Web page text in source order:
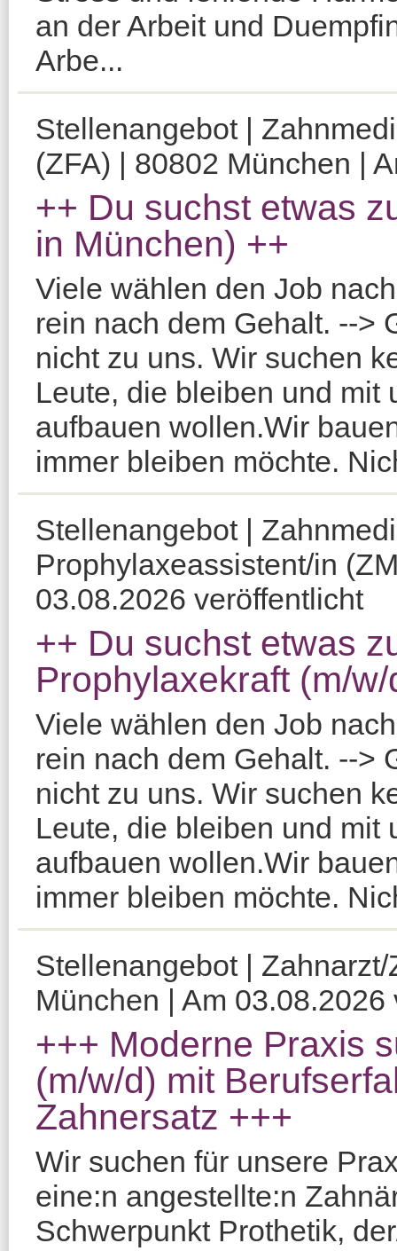
an der Arbeit und
Arbe...
Stellenangebot |
(ZFA) | 80802 München |
++ Du suchst etwas
in München) ++
Viele wählen den Job
rein nach dem Gehalt. -->
nicht zu uns. Wir suchen
Leute, die bleiben und mit
aufbauen wollen.Wir
immer bleiben möchte.
Stellenangebot |
Prophylaxeassistent/in
03.08.2026 veröffentlicht
++ Du suchst etwas
Prophylaxekraft (m/
Viele wählen den Job
rein nach dem Gehalt. -->
nicht zu uns. Wir suchen
Leute, die bleiben und mit
aufbauen wollen.Wir
immer bleiben möchte.
Stellenangebot |
München | Am 03.08.2026
+++ Moderne Praxis
(m/w/d) mit
Zahnersatz +++
Wir suchen für unsere
eine:n angestellte:n
Schwerpunkt Prothetik,